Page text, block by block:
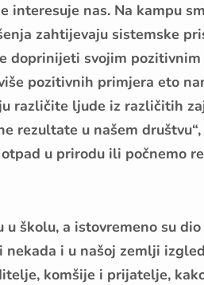
interesuje nas. Na kampu
zahtijevaju sistemske
doprinijeti svojim
pozitivnih primjera eto
različite ljude iz različitih
rezultate u našem
u prirodu ili počnemo
školu, a istovremeno su
i u našoj zemlji
komšije i prijatelje,